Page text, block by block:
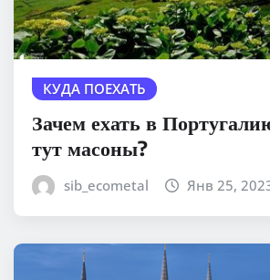
КУДА ПОЕХАТЬ
Зачем ехать в
тут масоны?
sib_ecometal Янв 25,